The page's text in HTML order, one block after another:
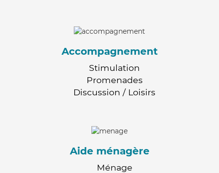
Accompagnement
Stimulation
Promenades
Discussion / Loisirs
Aide ménagère
Ménage